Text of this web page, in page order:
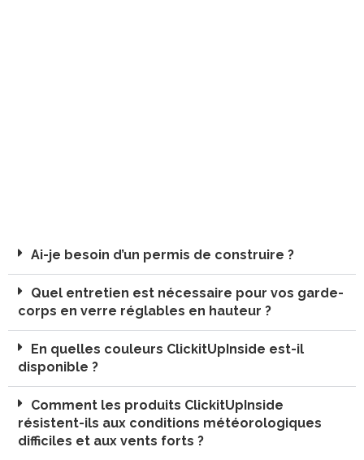
Ai-je besoin d’un permis de construire ?
Quel entretien est nécessaire pour vos garde-
corps en verre réglables en hauteur ?
En quelles couleurs ClickitUpInside est-il
disponible ?
Comment les produits ClickitUpInside
résistent-ils aux conditions météorologiques
difficiles et aux vents forts ?